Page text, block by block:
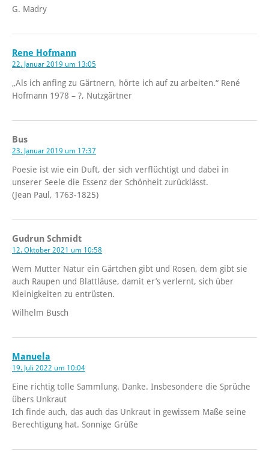
G. Madry
Rene Hofmann
22. Januar 2019 um 13:05
„Als ich anfing zu Gärtnern, hörte ich auf zu arbeiten.“ René
Hofmann 1978 – ?, Nutzgärtner
Bus
23. Januar 2019 um 17:37
Poesie ist wie ein Duft, der sich verflüchtigt und dabei in
unserer Seele die Essenz der Schönheit zurücklässt.
(Jean Paul, 1763-1825)
Gudrun Schmidt
12. Oktober 2021 um 10:58
Wem Mutter Natur ein Gärtchen gibt und Rosen, dem gibt sie
auch Raupen und Blattläuse, damit er’s verlernt, sich über
Kleinigkeiten zu entrüsten.
Wilhelm Busch
Manuela
19. Juli 2022 um 10:04
Eine richtig tolle Sammlung. Danke. Insbesondere die Sprüche
übers Unkraut
Ich finde auch, das auch das Unkraut in gewissem Maße seine
Berechtigung hat. Sonnige Grüße